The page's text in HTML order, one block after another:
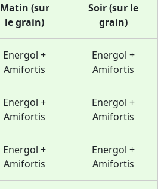
Matin (sur
le grain)
Soir (sur le
grain)
Energol +
Amifortis
Energol +
Amifortis
Energol +
Amifortis
Energol +
Amifortis
Energol +
Amifortis
Energol +
Amifortis